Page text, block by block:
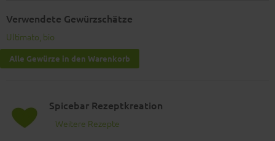
Verwendete Gewürzschätze
Ultimato, bio
Alle Gewürze in den Warenkorb
Spicebar Rezeptkreation
Weitere Rezepte